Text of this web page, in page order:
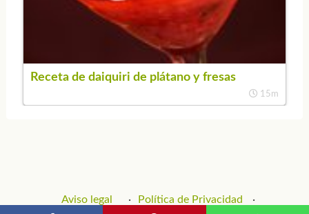
Receta de daiquiri de plátano y fresas
15m
Aviso legal
Política de Privacidad